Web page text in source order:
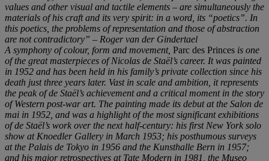
values and other visual and tactile elements – are simultaneously the
materials of his craft and its very spirit: in a word, its “poetics”. In
this poetics, the problems of representation and those of abstraction
are not contradictory” – Roger van der Gindertael
A symphony of colour, form and movement, Parc des Princes is one
of the great masterpieces of Nicolas de Staël’s career. It was painted
in 1952 and has been held in his family’s private collection since his
death just three years later. Vast in scale and ambition, it represents
the peak of de Staël’s achievement and a critical moment in the story
of Western post-war art. The painting made its debut at the Salon de
mai in 1952, and was a highlight of the most significant exhibitions
ofde Staël’s work over the next half-century: his first New York solo
show at Knoedler Gallery in March 1953; his posthumous surveys
at the Palais de Tokyo in 1956 and the Kunsthalle Bern in 1957;
and his major retrospectives at Tate Modern in 1981, the Museo